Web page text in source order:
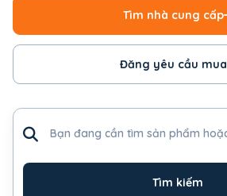
Tìm nhà cung cấp
Đăng yêu cầu mua
Tìm kiếm